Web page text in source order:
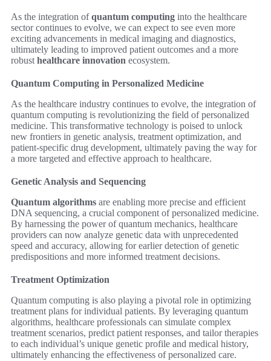
As the integration ofquantum computing into the healthcare
sector continues to evolve, we can expect to see even more
exciting advancements in medical imaging and diagnostics,
ultimately leading to improved patient outcomes and a more
robust healthcare innovation ecosystem.
Quantum Computing in Personalized Medicine
As the healthcare industry continues to evolve, the integration of
quantum computing is revolutionizing the field of personalized
medicine. This transformative technology is poised to unlock
new frontiers in genetic analysis, treatment optimization, and
patient-specific drug development, ultimately paving the way for
a more targeted and effective approach to healthcare.
Genetic Analysis and Sequencing
Quantum algorithms are enabling more precise and efficient
DNA sequencing, a crucial component of personalized medicine.
By harnessing the power of quantum mechanics, healthcare
providers can now analyze genetic data with unprecedented
speed and accuracy, allowing for earlier detection of genetic
predispositions and more informed treatment decisions.
Treatment Optimization
Quantum computing is also playing a pivotal role in optimizing
treatment plans for individual patients. By leveraging quantum
algorithms, healthcare professionals can simulate complex
treatment scenarios, predict patient responses, and tailor therapies
to each individual’s unique genetic profile and medical history,
ultimately enhancing the effectiveness of personalized care.